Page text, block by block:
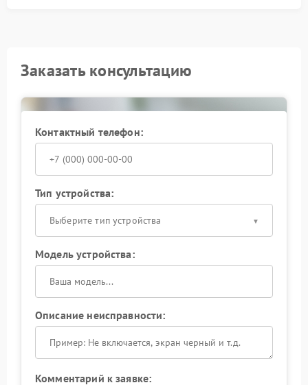
Заказать консультацию
Контактный телефон:
Тип устройства:
Выберите тип устройства
Модель устройства:
Описание неисправности:
Комментарий к заявке: